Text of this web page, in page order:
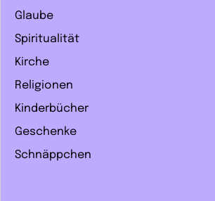
Glaube
Spiritualität
Kirche
Religionen
Kinderbücher
Geschenke
Schnäppchen